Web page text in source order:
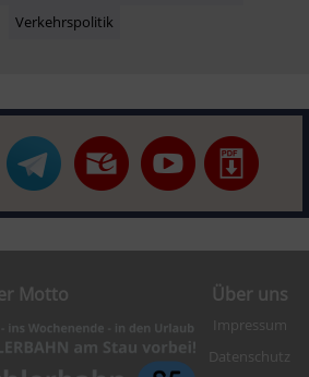
Verkehrspolitik
Motto Über uns
Impressum
Datenschutz